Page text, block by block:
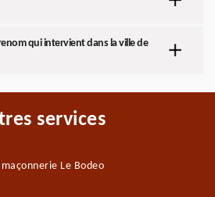
qui intervient dans la ville de
services
Le Bodeo